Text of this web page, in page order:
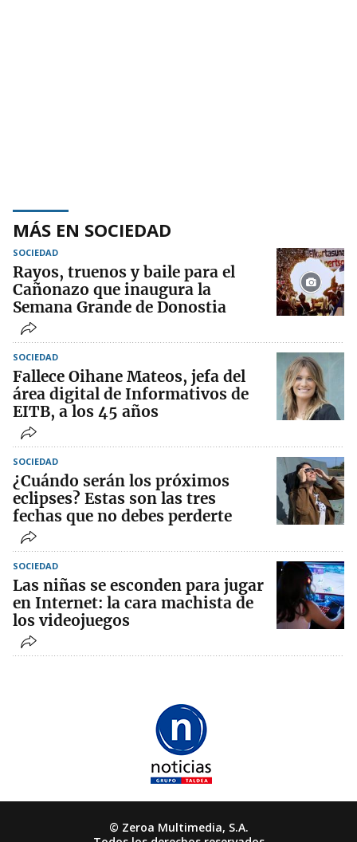
MÁS EN SOCIEDAD
SOCIEDAD
Rayos, truenos y baile para el
Cañonazo que inaugura la
Semana Grande de Donostia
SOCIEDAD
Fallece Oihane Mateos, jefa del
área digital de Informativos de
EITB, a los 45 años
SOCIEDAD
¿Cuándo serán los próximos
eclipses? Estas son las tres
fechas que no debes perderte
SOCIEDAD
Las niñas se esconden para jugar
en Internet: la cara machista de
los videojuegos
© Zeroa Multimedia, S.A.